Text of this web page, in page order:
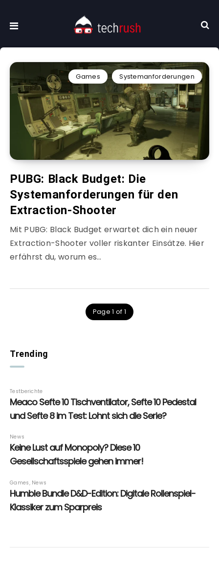
Games Systemanforderungen
PUBG: Black Budget: Die
Systemanforderungen für den
Extraction-Shooter
Mit PUBG: Black Budget erwartet dich ein neuer
Extraction-Shooter voller riskanter Einsätze. Hier
erfährst du, worum es…
Page 1 of 1
Trending